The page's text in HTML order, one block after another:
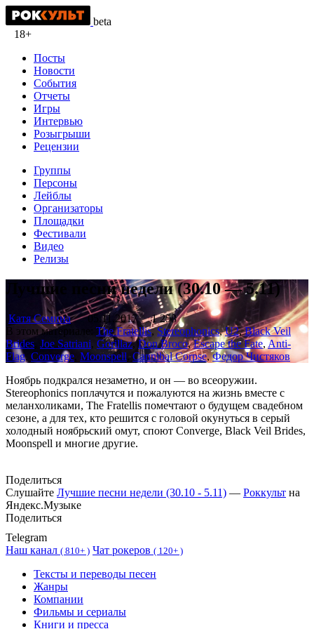
beta
18+
Посты
Новости
События
Отчеты
Игры
Интервью
Розыгрыши
Рецензии
Группы
Персоны
Лейблы
Организаторы
Площадки
Фестивали
Видео
Релизы
Лучшие песни недели (30.10 — 5.11)
Катя Семина 05.11.2017
1 258
В этом материале: The Fratellis,Stereophonics,U2,Black Veil
Brides Joe Satriani, Gorillaz,Don Broco,Escape the Fate, Anti-
Flag, Converge Moonspell,Cannibal Corpse,Федор Чистяков
Ноябрь подкрался незаметно, и он — во всеоружии.
Stereophonics поплачутся и пожалуются на жизнь вместе с
меланхоликами, The Fratellis помечтают о будущем свадебном
сезоне, а для тех, кто решится с головой окунуться в серый
холодный ноябрьский омут, споют Converge, Black Veil Brides,
Moonspell и многие другие.
Поделиться
Слушайте Лучшие песни недели (30.10 - 5.11) — Роккульт на
Яндекс.Музыке
Поделиться
Telegram
Наш канал ( 810+ ) Чат рокеров ( 120+ )
Тексты и переводы песен
Жанры
Компании
Фильмы и сериалы
Книги и пресса